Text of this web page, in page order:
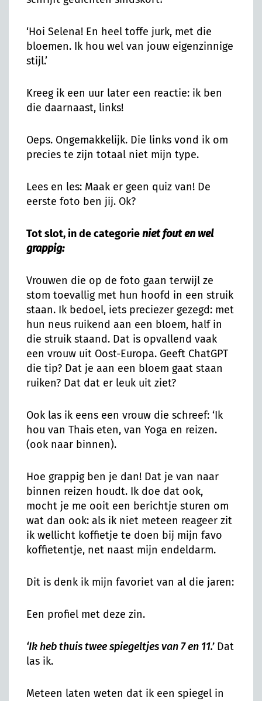
‘Hoi Selena! En heel toffe jurk, met die
bloemen. Ik hou wel van jouw eigenzinnige
stijl.’
Kreeg ik een uur later een reactie: ik ben
die daarnaast, links!
Oeps. Ongemakkelijk. Die links vond ik om
precies te zijn totaal niet mijn type.
Lees en les: Maak er geen quiz van! De
eerste foto ben jij. Ok?
Tot slot, in de categorieniet fout en wel
grappig:
Vrouwen die op de foto gaan terwijl ze
stom toevallig met hun hoofd in een struik
staan. Ik bedoel, iets preciezer gezegd: met
hun neus ruikend aan een bloem, half in
die struik staand. Dat is opvallend vaak
een vrouw uit Oost-Europa. Geeft ChatGPT
die tip? Dat je aan een bloem gaat staan
ruiken? Dat dat er leuk uit ziet?
Ook las ik eens een vrouw die schreef: ‘Ik
hou van Thais eten, van Yoga en reizen.
(ook naar binnen).
Hoe grappig ben je dan! Dat je van naar
binnen reizen houdt. Ik doe dat ook,
mocht je me ooit een berichtje sturen om
wat dan ook: als ik niet meteen reageer zit
ik wellicht koffietje te doen bij mijn favo
koffietentje, net naast mijn endeldarm.
Dit is denk ik mijn favoriet van al die jaren:
Een profiel met deze zin.
‘Ik heb thuis twee spiegeltjes van 7 en 11.’Dat
las ik.
Meteen laten weten dat ik een spiegel in